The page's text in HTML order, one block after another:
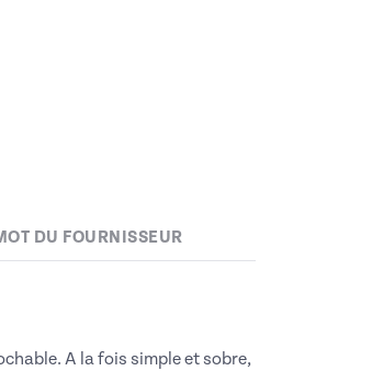
DU FOURNISSEUR
A la fois simple et sobre,